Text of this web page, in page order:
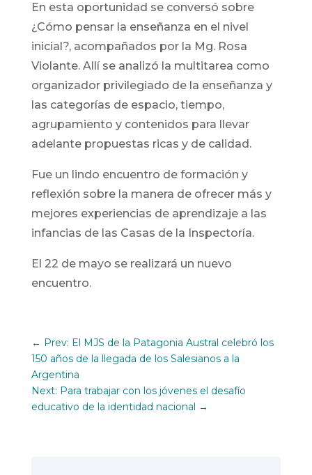
En esta oportunidad se conversó sobre
¿Cómo pensar la enseñanza en el nivel
inicial?, acompañados por la Mg. Rosa
Violante. Allí se analizó la multitarea como
organizador privilegiado de la enseñanza y
las categorías de espacio, tiempo,
agrupamiento y contenidos para llevar
adelante propuestas ricas y de calidad.
Fue un lindo encuentro de formación y
reflexión sobre la manera de ofrecer más y
mejores experiencias de aprendizaje a las
infancias de las Casas de la Inspectoría.
El 22 de mayo se realizará un nuevo
encuentro.
← Prev: El MJS de la Patagonia Austral celebró los
150 años de la llegada de los Salesianos a la
Argentina
Next: Para trabajar con los jóvenes el desafío
educativo de la identidad nacional →